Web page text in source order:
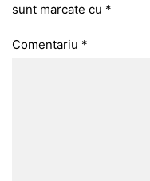
sunt marcate cu *
Comentariu *